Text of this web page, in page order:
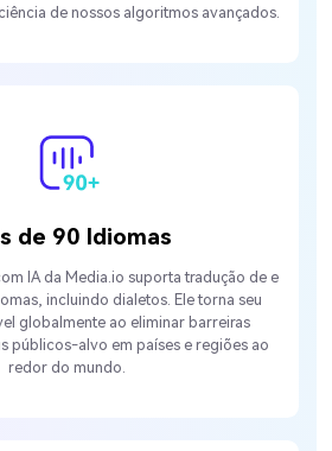
de nossos algoritmos avançados.
de 90 Idiomas
IA da Media.io suporta tradução de e
incluindo dialetos. Ele torna seu
globalmente ao eliminar barreiras
públicos-alvo em países e regiões ao
redor do mundo.